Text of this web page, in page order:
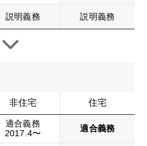
説明義務 説明義務
非住宅 住宅
適合義務
2017.4〜
適合義務